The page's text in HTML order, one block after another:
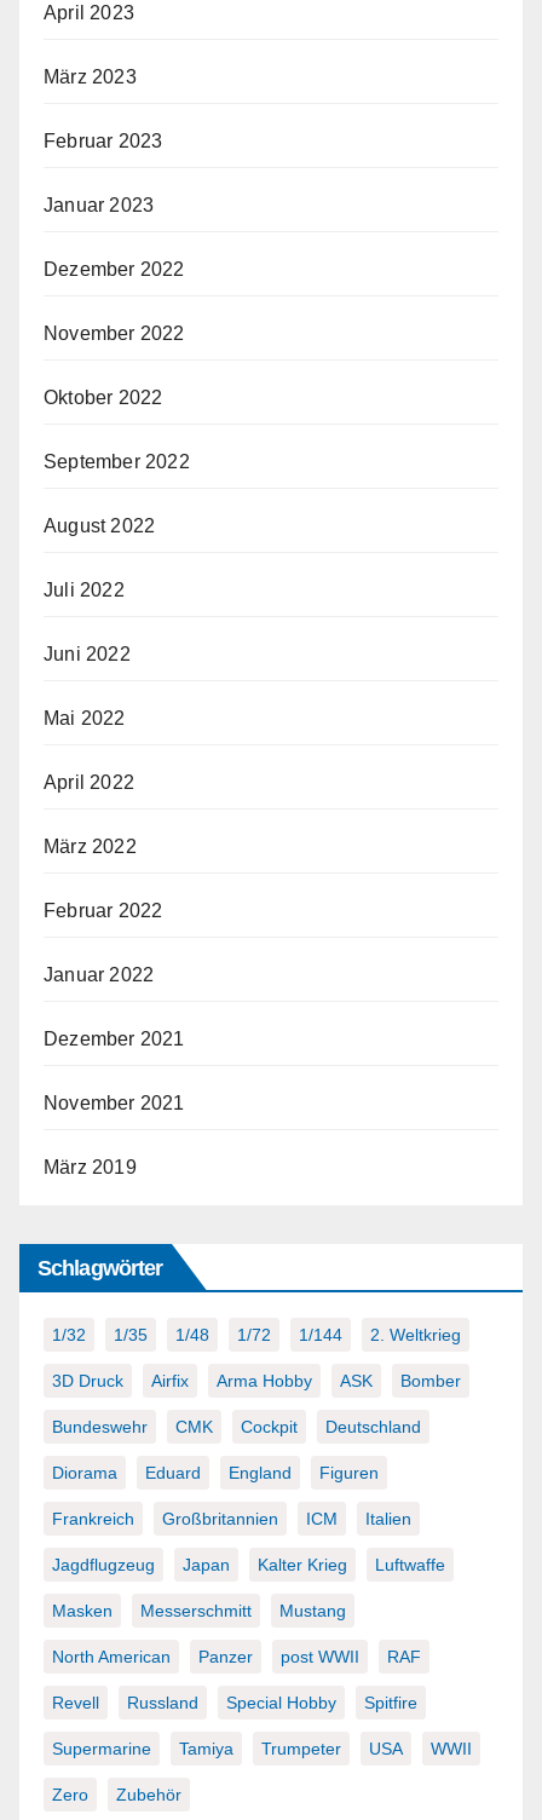
April 2023
März 2023
Februar 2023
Januar 2023
Dezember 2022
November 2022
Oktober 2022
September 2022
August 2022
Juli 2022
Juni 2022
Mai 2022
April 2022
März 2022
Februar 2022
Januar 2022
Dezember 2021
November 2021
März 2019
Schlagwörter
1/32 1/35 1/48 1/72 1/144 2. Weltkrieg
3D Druck Airfix Arma Hobby ASK Bomber
Bundeswehr CMK Cockpit Deutschland
Diorama Eduard England Figuren
Frankreich Großbritannien ICM Italien
Jagdflugzeug Japan Kalter Krieg Luftwaffe
Masken Messerschmitt Mustang
North American Panzer post WWII RAF
Revell Russland Special Hobby Spitfire
Supermarine Tamiya Trumpeter USA WWII
Zero Zubehör